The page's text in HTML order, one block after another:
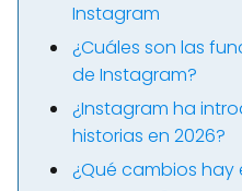
Instagram
¿Cuáles son las
de Instagram?
¿Instagram ha
historias en 2026?
¿Qué cambios